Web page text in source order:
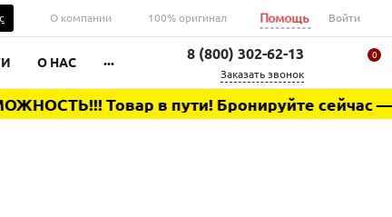
О компании 100% оригинал Помощь Войти
О НАС ... 8 (800) 302-62-13
Заказать звонок
0
Ваша корзина
Товар в пути! Бронируйте сейчас —